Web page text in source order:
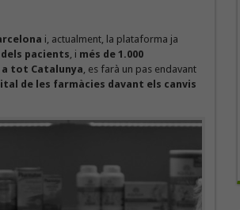
i, actualment, la plataforma ja
pacients, i més de 1.000
a tot Catalunya, es farà un pas endavant
de les farmàcies davant els canvis